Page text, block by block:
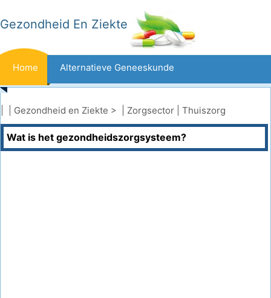
Gezondheid En Ziekte
Home Alternatieve Geneeskunde
Beten En Steken Kanker
Aandoeningen En Behandelingen Mond- En Tandzorg
Gezondheid en Ziekte > | Zorgsector Thuiszorg
Wat is het gezondheidszorgsysteem?